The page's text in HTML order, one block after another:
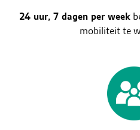
24 uur, 7 dagen per week
mobiliteit te